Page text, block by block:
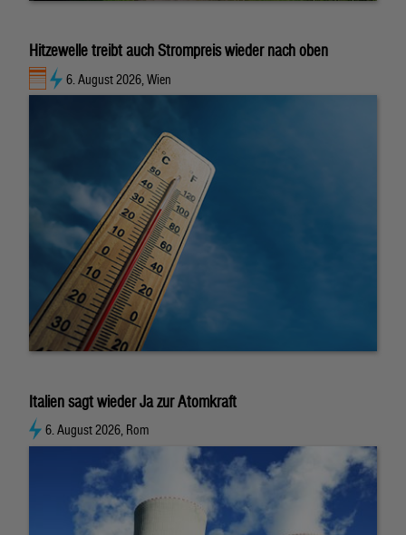
Hitzewelle treibt auch Strompreis wieder nach oben
6. August 2026, Wien
Italien sagt wieder Ja zur Atomkraft
6. August 2026, Rom